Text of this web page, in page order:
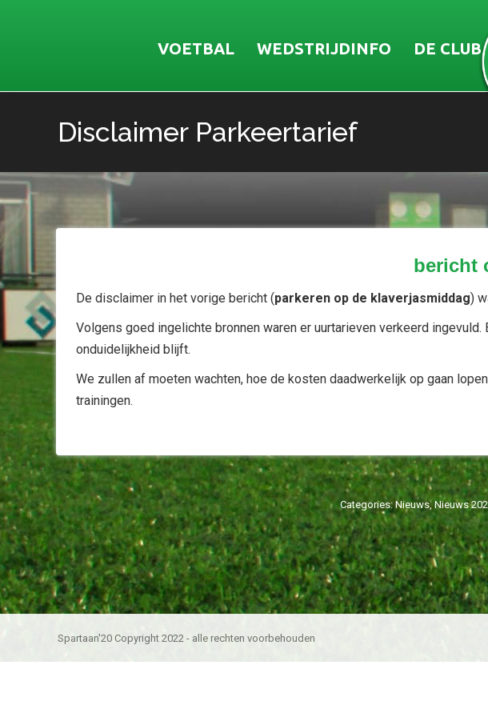
VOETBAL WEDSTRIJDINFO DE CLUB
Disclaimer Parkeertarief
Je bent hier:
bericht
De disclaimer in het vorige bericht (parkeren op de klaverjasmiddag)
Volgens goed ingelichte bronnen waren er uurtarieven verkeerd
onduidelijkheid blijft.
We zullen af moeten wachten, hoe de kosten daadwerkelijk op gaan
trainingen.
Categories:Nieuws,Nieuws
Spartaan'20 Copyright 2022 - alle rechten voorbehouden